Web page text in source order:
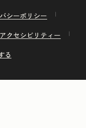
シーポリシー
クセシビリティー
る